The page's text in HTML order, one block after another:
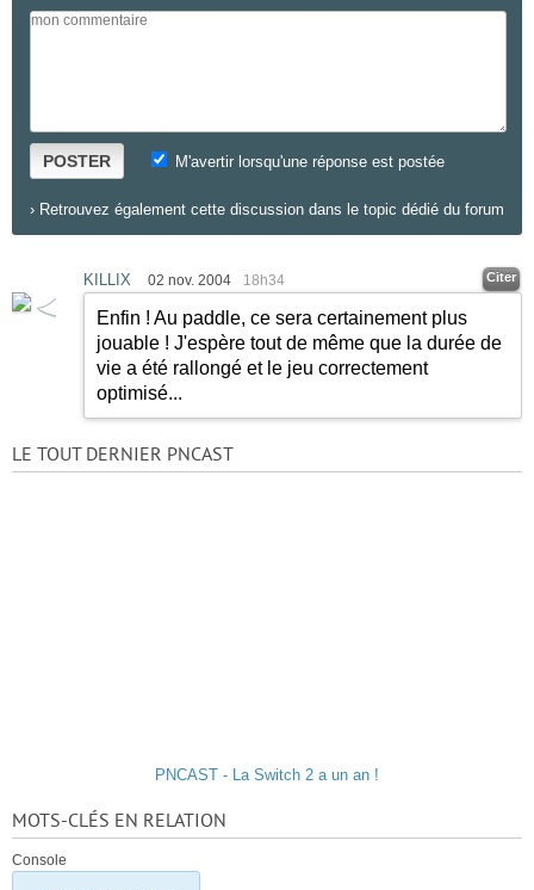
POSTER M'avertir lorsqu'une réponse est postée
› Retrouvez également cette discussion dans le topic dédié du forum
KILLIX 02 nov. 2004 18h34 Citer
Enfin ! Au paddle, ce sera certainement plus
jouable ! J'espère tout de même que la durée de
vie a été rallongé et le jeu correctement
optimisé...
LE TOUT DERNIER PNCAST
PNCAST - La Switch 2 a un an !
MOTS-CLÉS EN RELATION
Console